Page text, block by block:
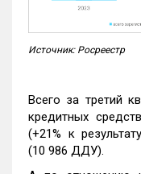
Источник: Росреестр
Всего за третий
кредитных
(+21% к
(10 986 ДДУ).